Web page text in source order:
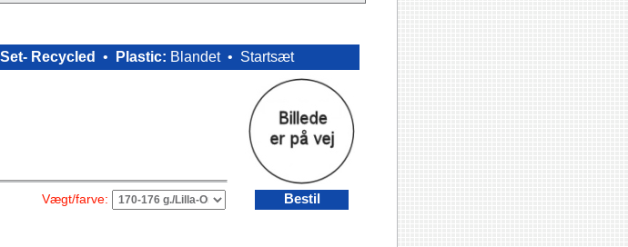
Recycled • Plastic: Blandet • Startsæt
Vægt/farve: Bestil